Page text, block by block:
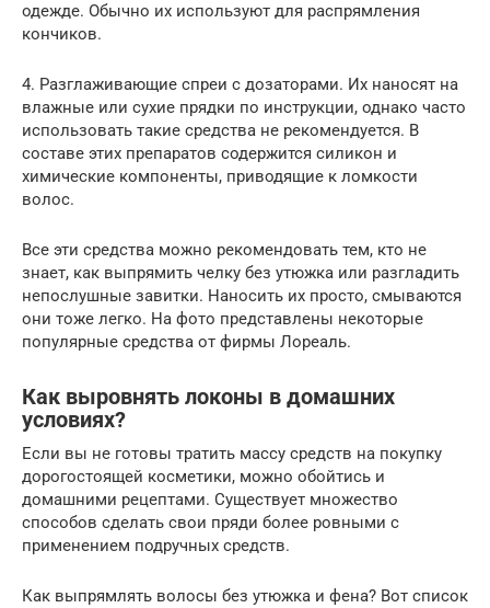
одежде. Обычно их используют для распрямления
кончиков.
4. Разглаживающие спреи с дозаторами. Их наносят на
влажные или сухие прядки по инструкции, однако часто
использовать такие средства не рекомендуется. В
составе этих препаратов содержится силикон и
химические компоненты, приводящие к ломкости
волос.
Все эти средства можно рекомендовать тем, кто не
знает, как выпрямить челку без утюжка или разгладить
непослушные завитки. Наносить их просто, смываются
они тоже легко. На фото представлены некоторые
популярные средства от фирмы Лореаль.
Как выровнять локоны в домашних
условиях?
Если вы не готовы тратить массу средств на покупку
дорогостоящей косметики, можно обойтись и
домашними рецептами. Существует множество
способов сделать свои пряди более ровными с
применением подручных средств.
Как выпрямлять волосы без утюжка и фена? Вот список